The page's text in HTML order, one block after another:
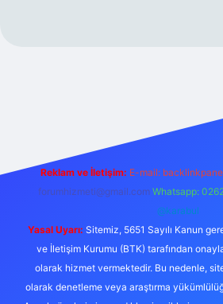
Reklam ve İletişim: E-mail:
forumhizmeti@gmail.com Whatsapp:
@karabul
Yasal Uyarı: Sitemiz, 5651 Sayılı Kanun
ve İletişim Kurumu (BTK) tarafından
olarak hizmet vermektedir. Bu nedenle,
olarak denetleme veya araştırma